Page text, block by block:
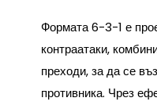
Формата 6-3-1 е
контраатаки,
преходи, за да се
противника. Чрез